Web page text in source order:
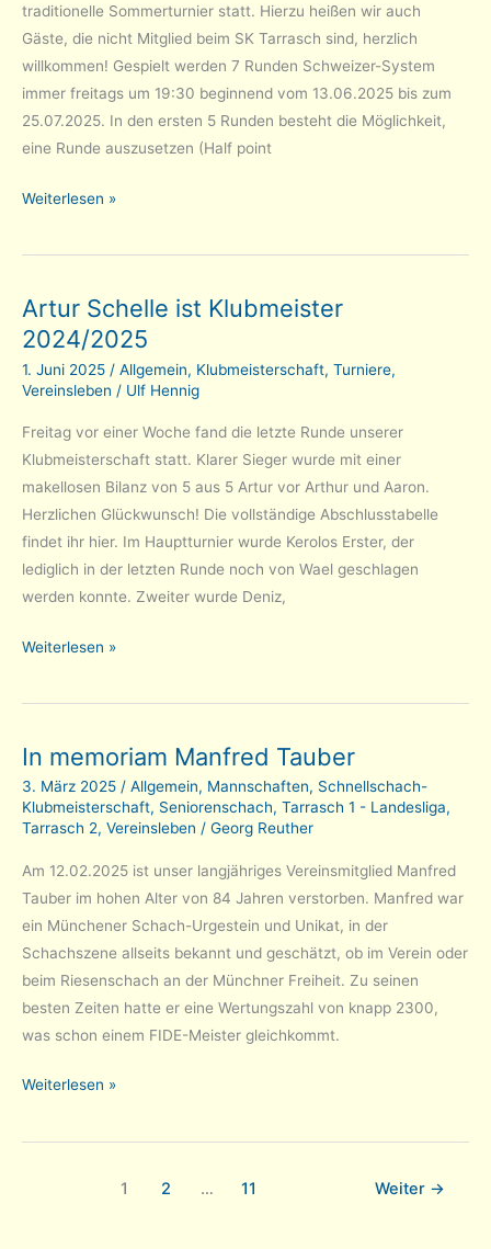
traditionelle Sommerturnier statt. Hierzu heißen wir auch
Gäste, die nicht Mitglied beim SK Tarrasch sind, herzlich
willkommen! Gespielt werden 7 Runden Schweizer-System
immer freitags um 19:30 beginnend vom 13.06.2025 bis zum
25.07.2025. In den ersten 5 Runden besteht die Möglichkeit,
eine Runde auszusetzen (Half point
Sommerturnier
SK
startet
am
Freitag,
den
Weiterlesen »
Artur Schelle ist Klubmeister
2024/2025
1. Juni 2025 / Allgemein, Klubmeisterschaft, Turniere,
Vereinsleben / Ulf Hennig
Freitag vor einer Woche fand die letzte Runde unserer
Klubmeisterschaft statt. Klarer Sieger wurde mit einer
makellosen Bilanz von 5 aus 5 Artur vor Arthur und Aaron.
Herzlichen Glückwunsch! Die vollständige Abschlusstabelle
findet ihr hier. Im Hauptturnier wurde Kerolos Erster, der
lediglich in der letzten Runde noch von Wael geschlagen
werden konnte. Zweiter wurde Deniz,
Artur
ist
2024/2025
Weiterlesen »
In memoriam Manfred Tauber
3. März 2025 / Allgemein, Mannschaften, Schnellschach-
Klubmeisterschaft, Seniorenschach, Tarrasch 1 - Landesliga,
Tarrasch 2, Vereinsleben / Georg Reuther
Am 12.02.2025 ist unser langjähriges Vereinsmitglied Manfred
Tauber im hohen Alter von 84 Jahren verstorben. Manfred war
ein Münchener Schach-Urgestein und Unikat, in der
Schachszene allseits bekannt und geschätzt, ob im Verein oder
beim Riesenschach an der Münchner Freiheit. Zu seinen
besten Zeiten hatte er eine Wertungszahl von knapp 2300,
was schon einem FIDE-Meister gleichkommt.
In
Manfred
Weiterlesen »
1 2 … 11 Weiter →